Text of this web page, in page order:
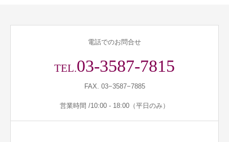
電話でのお問合せ
TEL.03-3587-7815
FAX. 03−3587−7885
営業時間 /10:00 - 18:00（平日のみ）